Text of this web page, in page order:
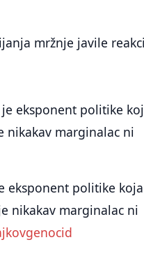
mržnje javile
eksponent politike
nikakav marginalac ni
eksponent politike koja
nikakav marginalac ni